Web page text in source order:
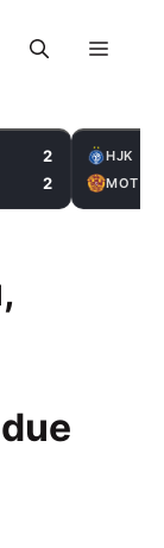
Menu
2
2
HJK
MOT